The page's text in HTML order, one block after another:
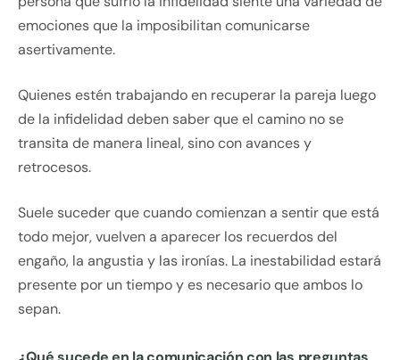
emociones que la imposibilitan comunicarse
asertivamente.
Quienes estén trabajando en recuperar la pareja luego
de la infidelidad deben saber que el camino no se
transita de manera lineal, sino con avances y
retrocesos.
Suele suceder que cuando comienzan a sentir que está
todo mejor, vuelven a aparecer los recuerdos del
engaño, la angustia y las ironías. La inestabilidad estará
presente por un tiempo y es necesario que ambos lo
sepan.